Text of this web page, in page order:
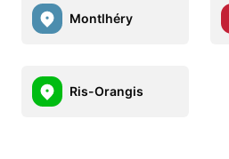
Montlhéry
Ris-Orangis